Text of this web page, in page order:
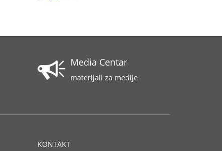
Media Centar
materijali za medije
KONTAKT